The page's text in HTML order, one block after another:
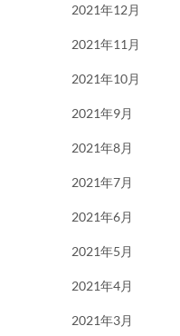
2021年12月
2021年11月
2021年10月
2021年9月
2021年8月
2021年7月
2021年6月
2021年5月
2021年4月
2021年3月